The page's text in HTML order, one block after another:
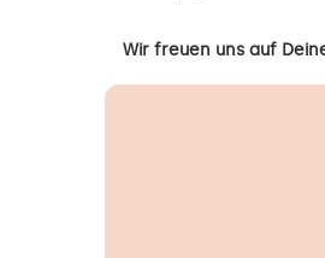
Wir freuen uns auf